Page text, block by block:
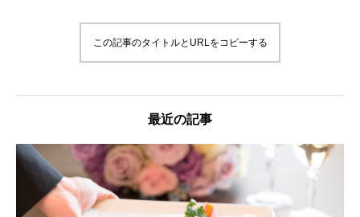
この記事のタイトルとURLをコピーする
最近の記事